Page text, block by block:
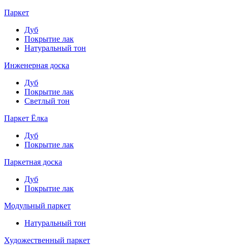
Паркет
Дуб
Покрытие лак
Натуральный тон
Инженерная доска
Дуб
Покрытие лак
Светлый тон
Паркет Ёлка
Дуб
Покрытие лак
Паркетная доска
Дуб
Покрытие лак
Модульный паркет
Натуральный тон
Художественный паркет